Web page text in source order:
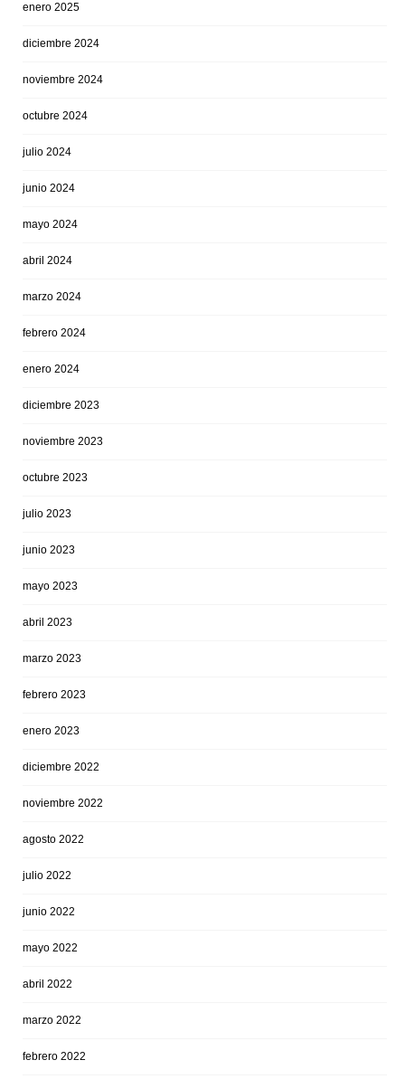
enero 2025
diciembre 2024
noviembre 2024
octubre 2024
julio 2024
junio 2024
mayo 2024
abril 2024
marzo 2024
febrero 2024
enero 2024
diciembre 2023
noviembre 2023
octubre 2023
julio 2023
junio 2023
mayo 2023
abril 2023
marzo 2023
febrero 2023
enero 2023
diciembre 2022
noviembre 2022
agosto 2022
julio 2022
junio 2022
mayo 2022
abril 2022
marzo 2022
febrero 2022